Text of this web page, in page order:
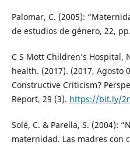
Palomar, C. (2005):
de estudios de género, 22,
C S Mott Children’s Hospital,
health. (2017). (2017, Agosto
Constructive Criticism?
Report, 29 (3). https://bit.ly/
Solé, C. & Parella, S. (2004):
maternidad. Las madres con